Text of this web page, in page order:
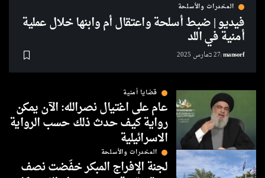
المخدرات والأسلحة
فيديو | ضبط أسلحة واعتقال أم وابنها خلال عملية
أمنية في اللد
mansorf27 בمارس 2025
قضايا أمنية
عام على اغتيال نصرالله: الآن يمكن
رواية كيف حدث ذلك حسب الرواية
الاسرائيلية
المخدرات والأسلحة
لجنة الإفراج المبكر خفّضت نصف